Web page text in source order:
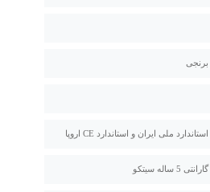
برنجی
استاندارد ملی ایران و استاندارد CE اروپا
گارانتی 5 ساله سیتکو